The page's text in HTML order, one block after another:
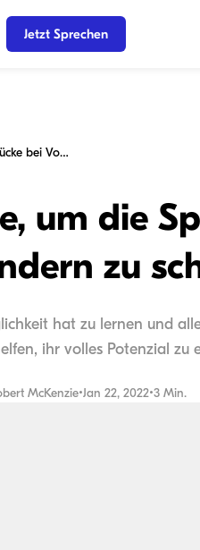
Jetzt Sprechen
100.000 $-Spende, um die Sprachlücke bei Vorschulkindern zu schließen
um die
zu
hat zu lernen und
ihr volles Potenzial zu
McKenzie•Jan 22, 2022•3 Min.